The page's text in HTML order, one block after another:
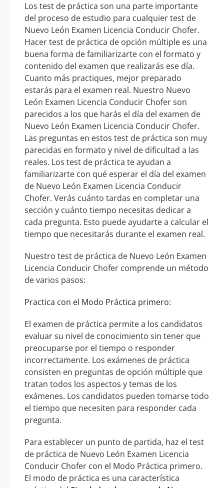
Los test de práctica son una parte importante
del proceso de estudio para cualquier test de
Nuevo León Examen Licencia Conducir Chofer.
Hacer test de práctica de opción múltiple es una
buena forma de familiarizarte con el formato y
contenido del examen que realizarás ese día.
Cuanto más practiques, mejor preparado
estarás para el examen real. Nuestro Nuevo
León Examen Licencia Conducir Chofer son
parecidos a los que harás el día del examen de
Nuevo León Examen Licencia Conducir Chofer.
Las preguntas en estos test de práctica son muy
parecidas en formato y nivel de dificultad a las
reales. Los test de práctica te ayudan a
familiarizarte con qué esperar el día del examen
de Nuevo León Examen Licencia Conducir
Chofer. Verás cuánto tardas en completar una
sección y cuánto tiempo necesitas dedicar a
cada pregunta. Esto puede ayudarte a calcular el
tiempo que necesitarás durante el examen real.
Nuestro test de práctica de Nuevo León Examen
Licencia Conducir Chofer comprende un método
de varios pasos:
Practica con el Modo Práctica primero:
El examen de práctica permite a los candidatos
evaluar su nivel de conocimiento sin tener que
preocuparse por el tiempo o responder
incorrectamente. Los exámenes de práctica
consisten en preguntas de opción múltiple que
tratan todos los aspectos y temas de los
exámenes. Los candidatos pueden tomarse todo
el tiempo que necesiten para responder cada
pregunta.
Para establecer un punto de partida, haz el test
de práctica de Nuevo León Examen Licencia
Conducir Chofer con el Modo Práctica primero.
El modo de práctica es una característica